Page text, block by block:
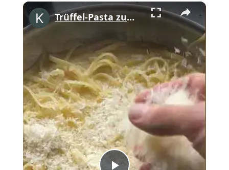
×
Trüffel-Pasta zum Valentinstag 💕 #shorts